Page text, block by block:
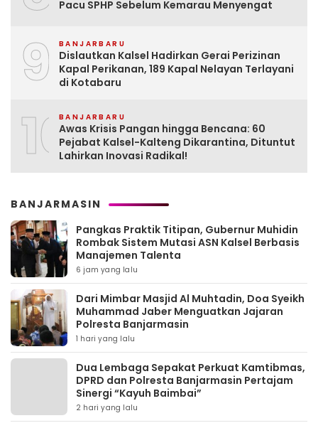
Pacu SPHP Sebelum Kemarau Menyengat
9 BANJARBARU
Dislautkan Kalsel Hadirkan Gerai Perizinan
Kapal Perikanan, 189 Kapal Nelayan Terlayani
di Kotabaru
10BANJARBARU
Awas Krisis Pangan hingga Bencana: 60
Pejabat Kalsel-Kalteng Dikarantina, Dituntut
Lahirkan Inovasi Radikal!
BANJARMASIN
Pangkas Praktik Titipan, Gubernur Muhidin
Rombak Sistem Mutasi ASN Kalsel Berbasis
Manajemen Talenta
6 jam yang lalu
Dari Mimbar Masjid Al Muhtadin, Doa Syeikh
Muhammad Jaber Menguatkan Jajaran
Polresta Banjarmasin
1 hari yang lalu
Dua Lembaga Sepakat Perkuat Kamtibmas,
DPRD dan Polresta Banjarmasin Pertajam
Sinergi “Kayuh Baimbai”
2 hari yang lalu